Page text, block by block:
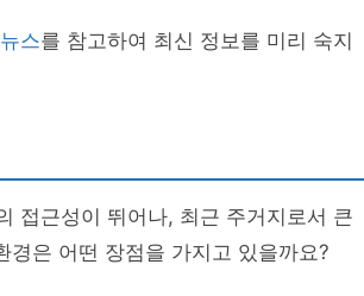
스를 참고하여 최신 정보를 미리 숙지
접근성이 뛰어나, 최근 주거지로서 큰
경은 어떤 장점을 가지고 있을까요?